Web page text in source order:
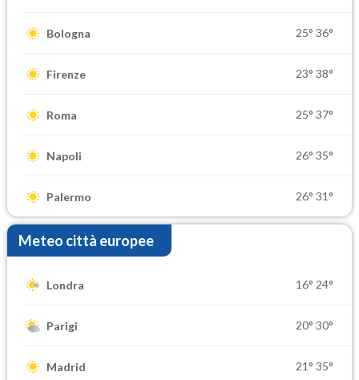
Bologna 25° 36°
Firenze 23° 38°
Roma 25° 37°
Napoli 26° 35°
Palermo 26° 31°
Meteo città europee
Londra 16° 24°
Parigi 20° 30°
Madrid 21° 35°